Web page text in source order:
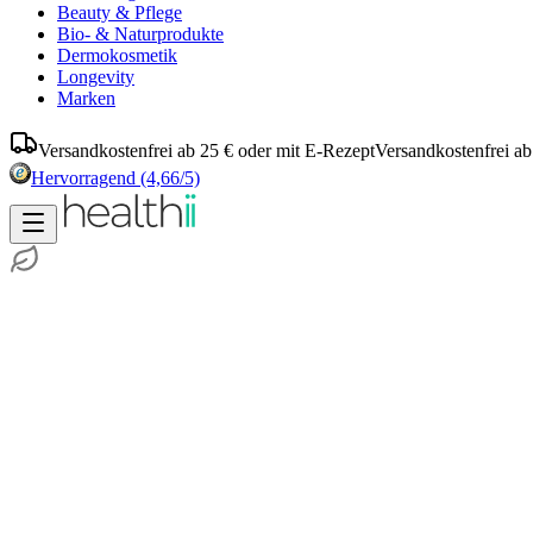
Beauty & Pflege
Bio- & Naturprodukte
Dermokosmetik
Longevity
Marken
Versandkostenfrei ab 25 € oder mit E-RezeptVersandkostenfrei
Hervorragend (4,66/5)